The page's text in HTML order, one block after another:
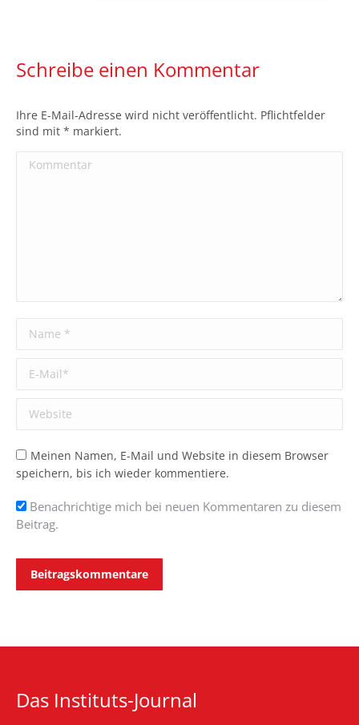
Schreibe einen Kommentar
Ihre E-Mail-Adresse wird nicht veröffentlicht. Pflichtfelder
sind mit * markiert.
Kommentar
Name *
E-Mail *
Website
Meinen Namen, E-Mail und Website in diesem Browser
speichern, bis ich wieder kommentiere.
Benachrichtige mich bei neuen Kommentaren zu diesem
Beitrag.
Beitragskommentare
Das Instituts-Journal